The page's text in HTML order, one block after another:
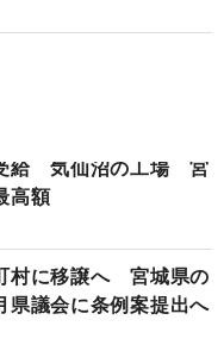
給 気仙沼の工場 宮
高額
村に移譲へ 宮城県の
議会に条例案提出へ